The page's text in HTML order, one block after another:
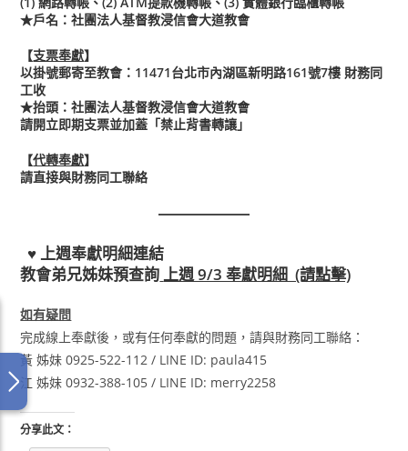
★戶名：社團法人基督教浸信會大道教會
【支票奉獻】
以掛號郵寄至教會：11471台北市內湖區新明路161號7樓 財務同
工收
★抬頭：社團法人基督教浸信會大道教會
請開立即期支票並加蓋「禁止背書轉讓」
【代轉奉獻】
請直接與財務同工聯絡
♥ 上週奉獻明細連結
教會弟兄姊妹預查詢上週 9/3 奉獻明細 (請點擊)
如有疑問
完成線上奉獻後，或有任何奉獻的問題，請與財務同工聯絡：
黃 姊妹 0925-522-112 / LINE ID: paula415
江 姊妹 0932-388-105 / LINE ID: merry2258
分享此文：